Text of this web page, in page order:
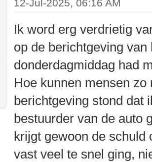
12-Jul-2025, 06:16 AM
Ik word erg verdrietig
op de berichtgeving
donderdagmiddag had
Hoe kunnen mensen
berichtgeving stond dat
bestuurder van de auto
krijgt gewoon de schuld
vast veel te snel ging,